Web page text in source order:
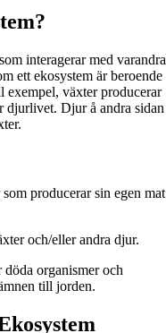
interagerar med varandra
ett ekosystem är beroende
exempel, växter producerar
djurlivet. Djur å andra sidan
producerar sin egen mat
och/eller andra djur.
organismer och
till jorden.